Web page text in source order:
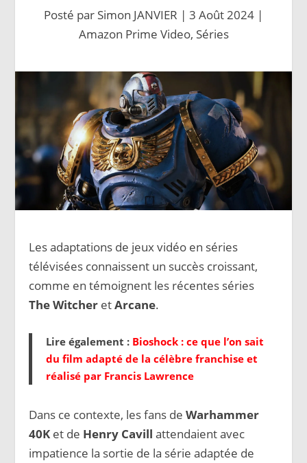
Posté par Simon JANVIER | 3 Août 2024 |
Amazon Prime Video, Séries
Les adaptations de jeux vidéo en séries
télévisées connaissent un succès croissant,
comme en témoignent les récentes séries
The Witcher etArcane.
Lire également : Bioshock : ce que l’on sait
du film adapté de la célèbre franchise et
réalisé par Francis Lawrence
Dans ce contexte, les fans deWarhammer
40K et de Henry Cavill attendaient avec
impatience la sortie de la série adaptée de